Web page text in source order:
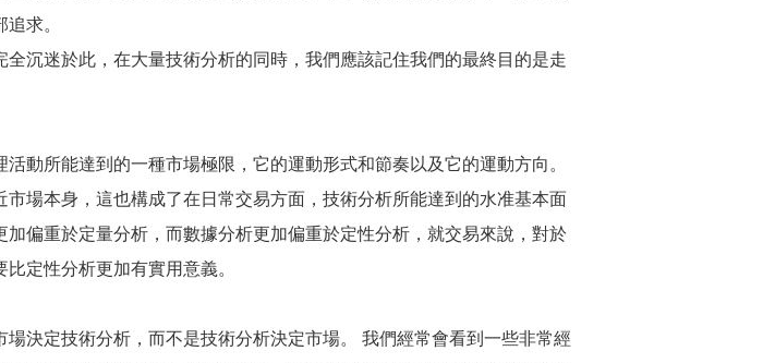
求。
迷於此，在大量技術分析的同時，我們應該記住我們的最終目的是走
所能達到的一種市場極限，它的運動形式和節奏以及它的運動方向。
場本身，這也構成了在日常交易方面，技術分析所能達到的水准基本面
偏重於定量分析，而數據分析更加偏重於定性分析，就交易來說，對於
定性分析更加有實用意義。
定技術分析，而不是技術分析決定市場。 我們經常會看到一些非常經